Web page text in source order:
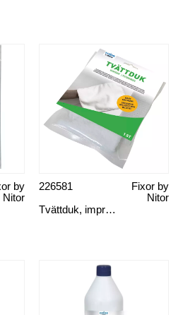
by
Nitor
Tvättduk, impregnerad
Fixor by
Nitor
226581